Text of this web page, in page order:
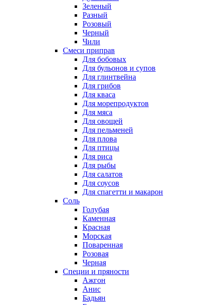
Зеленый
Разный
Розовый
Черный
Чили
Смеси приправ
Для бобовых
Для бульонов и супов
Для глинтвейна
Для грибов
Для кваса
Для морепродуктов
Для мяса
Для овощей
Для пельменей
Для плова
Для птицы
Для риса
Для рыбы
Для салатов
Для соусов
Для спагетти и макарон
Соль
Голубая
Каменная
Красная
Морская
Поваренная
Розовая
Черная
Специи и пряности
Ажгон
Анис
Бадьян